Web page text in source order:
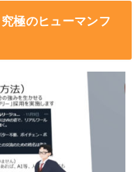
極のヒューマンフ